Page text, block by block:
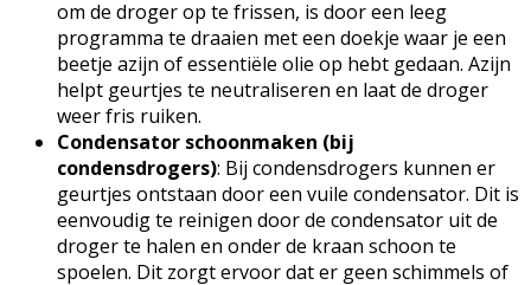
om de droger op te frissen, is door een leeg
programma te draaien met een doekje waar je een
beetje azijn of essentiële olie op hebt gedaan. Azijn
helpt geurtjes te neutraliseren en laat de droger
weer fris ruiken.
Condensator schoonmaken (bij
condensdrogers): Bij condensdrogers kunnen er
geurtjes ontstaan door een vuile condensator. Dit is
eenvoudig te reinigen door de condensator uit de
droger te halen en onder de kraan schoon te
spoelen. Dit zorgt ervoor dat er geen schimmels of